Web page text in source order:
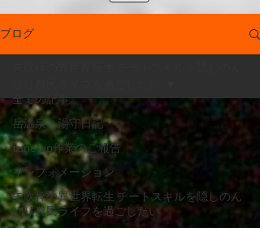
ブログ
全ての記事
岳温泉・湯守日記
tune-up作業のご報告
インフォメーション
矢吹梓の異世界転生 チートスキルを隠しのん
びり農民ライフを過ごしたい